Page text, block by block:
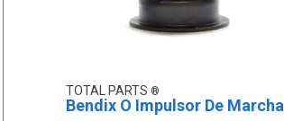
TOTAL PARTS
Bendix O Impulsor De Marcha